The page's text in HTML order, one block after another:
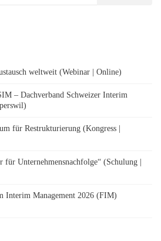
weltweit (Webinar | Online)
– Dachverband Schweizer Interim
für Restrukturierung (Kongress |
Unternehmensnachfolge“ (Schulung |
Interim Management 2026 (FIM)